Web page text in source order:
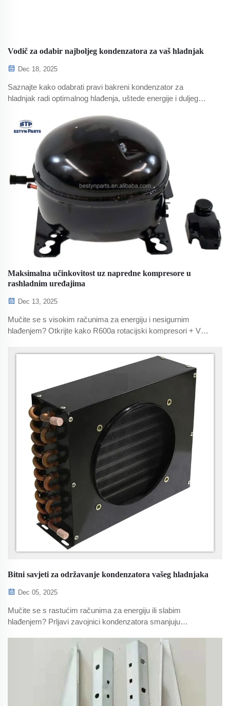
Vodič za odabir najboljeg kondenzatora za vaš hladnjak
Dec 18, 2025
Saznajte kako odabrati pravi bakreni kondenzator za
hladnjak radi optimalnog hlađenja, uštede energije i duljeg
Preuzmite svoj vodič već sada.
Maksimalna učinkovitost uz napredne kompresore u
rashladnim uređajima
Dec 13, 2025
Mučite se s visokim računima za energiju i nesigurnim
hlađenjem? Otkrijte kako R600a rotacijski kompresori + VSD
trajanja opreme i smanjuju ukupne troškove posjedovanja.
Bitni savjeti za održavanje kondenzatora vašeg hladnjaka
Dec 05, 2025
Mučite se s rastućim računima za energiju ili slabim
hlađenjem? Prljavi zavojnici kondenzatora smanjuju
Saznajte dokazane savjete za čišćenje i održavanje —
uštedite 120 USD/god. i produljite vijek trajanja hladnjaka.
Započnite već danas.